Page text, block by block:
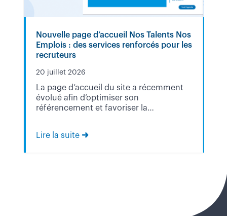
Nouvelle page d’accueil Nos Talents Nos
Emplois : des services renforcés pour les
recruteurs
20 juillet 2026
La page d’accueil du site a récemment
évolué afin d’optimiser son
référencement et favoriser la
Lire la suite